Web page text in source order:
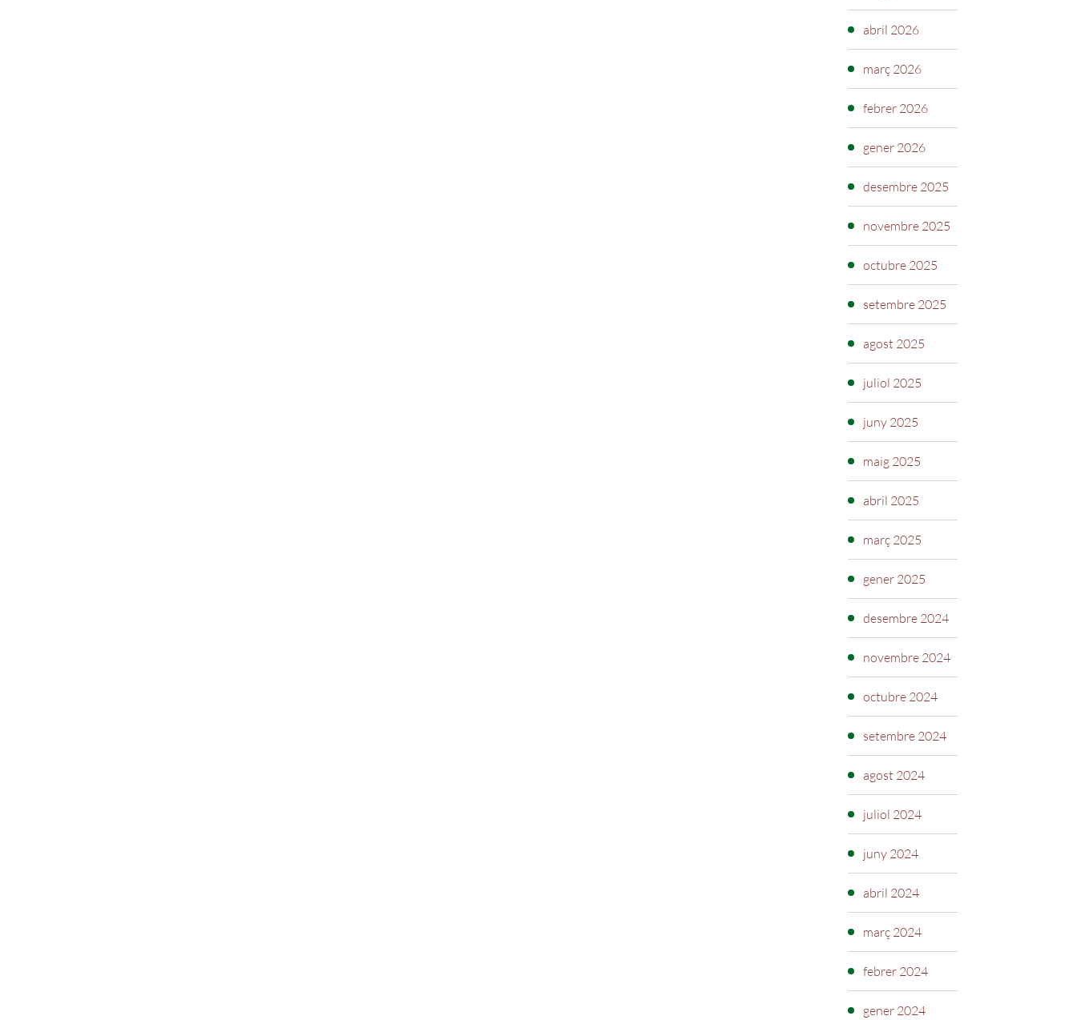
abril 2026
març 2026
febrer 2026
gener 2026
desembre 2025
novembre 2025
octubre 2025
setembre 2025
agost 2025
juliol 2025
juny 2025
maig 2025
abril 2025
març 2025
gener 2025
desembre 2024
novembre 2024
octubre 2024
setembre 2024
agost 2024
juliol 2024
juny 2024
abril 2024
març 2024
febrer 2024
gener 2024